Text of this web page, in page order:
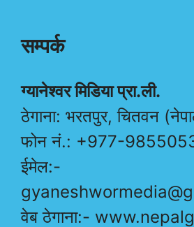
सम्पर्क
ग्यानेश्वर मिडिया प्रा.ली.
ठेगाना: भरतपुर, चितवन
फोन नं.: +977-
ईमेल:-
वेब ठेगाना:-